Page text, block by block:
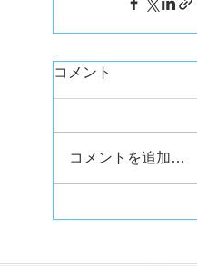
コメント
コメントを追加…